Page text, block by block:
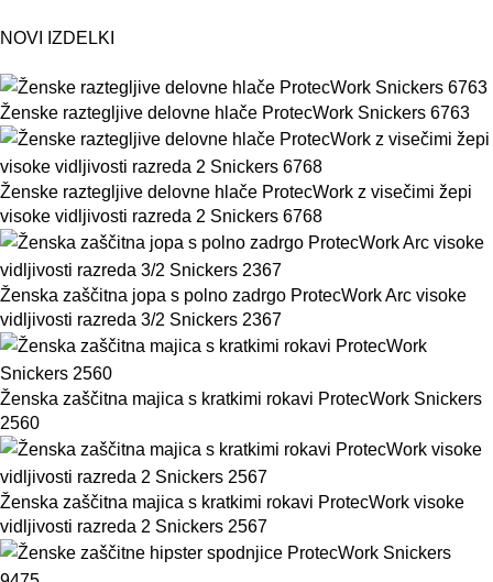
NOVI IZDELKI
Ženske raztegljive delovne hlače ProtecWork Snickers 6763
Ženske raztegljive delovne hlače ProtecWork z visečimi žepi
visoke vidljivosti razreda 2 Snickers 6768
Ženska zaščitna jopa s polno zadrgo ProtecWork Arc visoke
vidljivosti razreda 3/2 Snickers 2367
Ženska zaščitna majica s kratkimi rokavi ProtecWork Snickers
2560
Ženska zaščitna majica s kratkimi rokavi ProtecWork visoke
vidljivosti razreda 2 Snickers 2567